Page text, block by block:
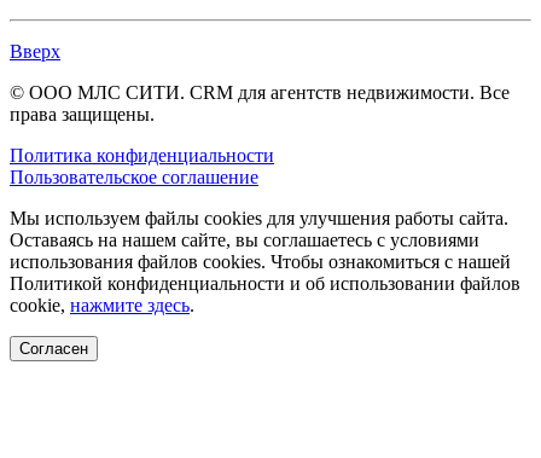
Вверх
© ООО МЛС СИТИ. CRM для агентств недвижимости. Все
права защищены.
Политика конфиденциальности
Пользовательское соглашение
Мы используем файлы cookies для улучшения работы сайта.
Оставаясь на нашем сайте, вы соглашаетесь с условиями
использования файлов cookies. Чтобы ознакомиться с нашей
Политикой конфиденциальности и об использовании файлов
cookie, нажмите здесь.
Согласен